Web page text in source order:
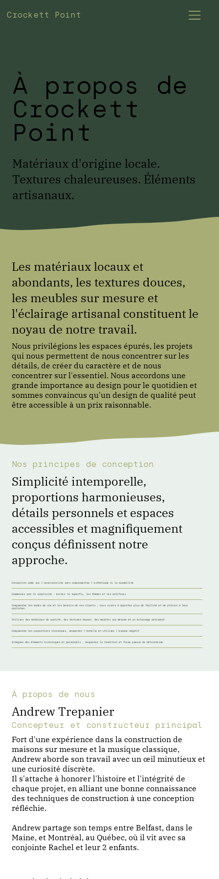
Crockett Point
À propos de
Crockett
Point
Matériaux d'origine locale.
Textures chaleureuses. Éléments
artisanaux.
Les matériaux locaux et
abondants, les textures douces,
les meubles sur mesure et
l'éclairage artisanal constituent le
noyau de notre travail.
Nous privilégions les espaces épurés, les projets
qui nous permettent de nous concentrer sur les
détails, de créer du caractère et de nous
concentrer sur l'essentiel. Nous accordons une
grande importance au design pour le quotidien et
sommes convaincus qu'un design de qualité peut
être accessible à un prix raisonnable.
À propos de nous
Andrew Trepanier
Concepteur et constructeur principal
Fort d'une expérience dans la construction de
maisons sur mesure et la musique classique,
Andrew aborde son travail avec un œil minutieux et
une curiosité discrète.
Il s'attache à honorer l'histoire et l'intégrité de
chaque projet, en alliant une bonne connaissance
des techniques de construction à une conception
réfléchie.
Andrew partage son temps entre Belfast, dans le
Maine, et Montréal, au Québec, où il vit avec sa
conjointe Rachel et leur 2 enfants.
Nos principes de conception
Simplicité intemporelle,
proportions harmonieuses,
détails personnels et espaces
accessibles et magnifiquement
conçus définissent notre
approche.
Conception axée sur l'accessibilité sans compromettre l'esthétique ni la durabilité
Commencez par la simplicité : évitez le superflu, les thèmes et les artifices.
Comprendre les modes de vie et les besoins de nos clients ; nous visons à apporter plus de facilité et de plaisir à leur
quotidien.
Utilisez des matériaux de qualité, des textures douces, des meubles sur mesure et un éclairage artisanal.
Comprendre les proportions classiques, respecter l'échelle et utiliser l'espace négatif
Intégrer des éléments historiques et personnels ; respecter la tradition et faire preuve de délicatesse